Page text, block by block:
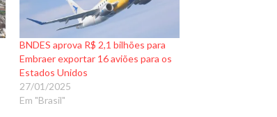
BNDES aprova R$ 2,1 bilhões para
Embraer exportar 16 aviões para os
Estados Unidos
27/01/2025
Em "Brasil"